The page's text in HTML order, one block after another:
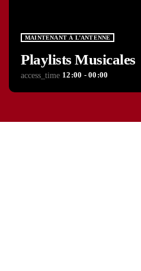
MAINTENANT À L’ANTENNE
Playlists Musicales
access_time 12:00 - 00:00